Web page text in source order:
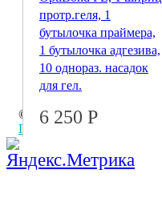
протр.геля, 1
бутылочка праймера,
1 бутылочка адгезива,
10 однораз. насадок
для гел.
6 250 Р
© 2026 Coral
ПОЛНАЯ ВЕРСИЯ